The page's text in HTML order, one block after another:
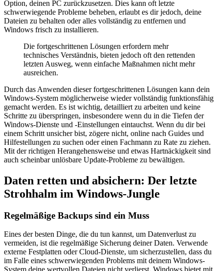
Option, deinen PC zurückzusetzen. Dies kann oft letzte
schwerwiegende Probleme beheben, erlaubt es dir jedoch, deine
Dateien zu behalten oder alles vollständig zu entfernen und
Windows frisch zu installieren.
Die fortgeschrittenen Lösungen erfordern mehr
technisches Verständnis, bieten jedoch oft den rettenden
letzten Ausweg, wenn einfache Maßnahmen nicht mehr
ausreichen.
Durch das Anwenden dieser fortgeschrittenen Lösungen kann dein
Windows-System möglicherweise wieder vollständig funktionsfähig
gemacht werden. Es ist wichtig, detailliert zu arbeiten und keine
Schritte zu überspringen, insbesondere wenn du in die Tiefen der
Windows-Dienste und -Einstellungen eintauchst. Wenn du dir bei
einem Schritt unsicher bist, zögere nicht, online nach Guides und
Hilfestellungen zu suchen oder einen Fachmann zu Rate zu ziehen.
Mit der richtigen Herangehensweise und etwas Hartnäckigkeit sind
auch scheinbar unlösbare Update-Probleme zu bewältigen.
Daten retten und absichern: Der letzte
Strohhalm im Windows-Jungle
Regelmäßige Backups sind ein Muss
Eines der besten Dinge, die du tun kannst, um Datenverlust zu
vermeiden, ist die regelmäßige Sicherung deiner Daten. Verwende
externe Festplatten oder Cloud-Dienste, um sicherzustellen, dass du
im Falle eines schwerwiegenden Problems mit deinem Windows-